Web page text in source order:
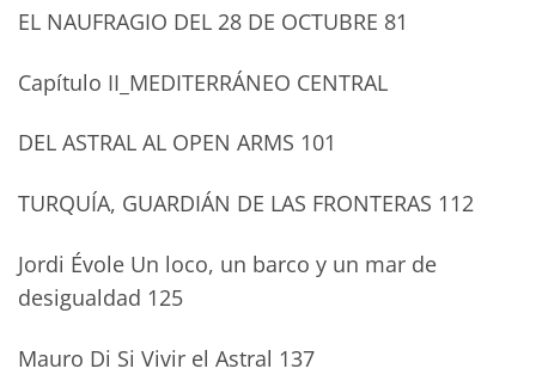
EL NAUFRAGIO DEL 28 DE OCTUBRE 81
Capítulo II_MEDITERRÁNEO CENTRAL
DEL ASTRAL AL OPEN ARMS 101
TURQUÍA, GUARDIÁN DE LAS FRONTERAS 112
Jordi Évole Un loco, un barco y un mar de
desigualdad 125
Mauro Di Si Vivir el Astral 137